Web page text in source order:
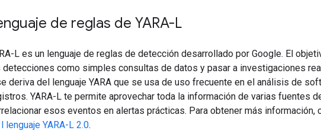
de reglas de YARA-L
L es un lenguaje de reglas de detección desarrollado por Google. El
detecciones como simples consultas de datos y pasar a investigaciones
deriva del lenguaje YARA que se usa de uso frecuente en el análisis de
YARA-L te permite aprovechar toda la información de varias fuentes
esos eventos en alertas prácticas. Para obtener más información,
lenguaje YARA-L 2.0.